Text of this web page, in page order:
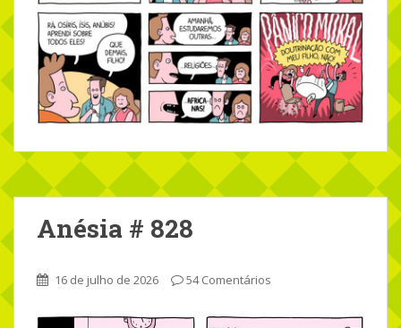
Anésia # 828
16 de julho de 2026 54 Comentários